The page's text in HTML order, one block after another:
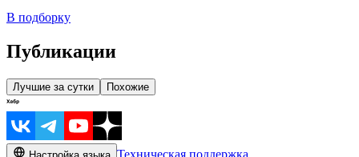
В подборку
Публикации
Лучшие за сутки Похожие